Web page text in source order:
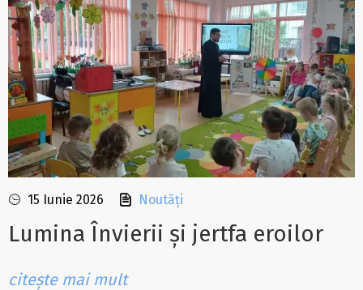
15 Iunie 2026 Noutăți
Lumina Învierii și jertfa eroilor
citește mai mult